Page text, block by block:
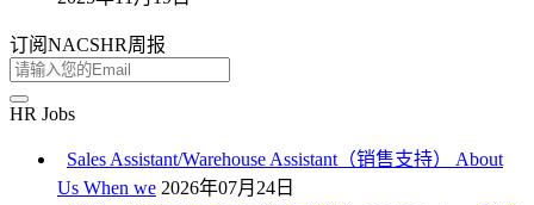
订阅NACSHR周报
HR Jobs
Sales Assistant/Warehouse Assistant（销售支持） About
Us When we 2026年07月24日